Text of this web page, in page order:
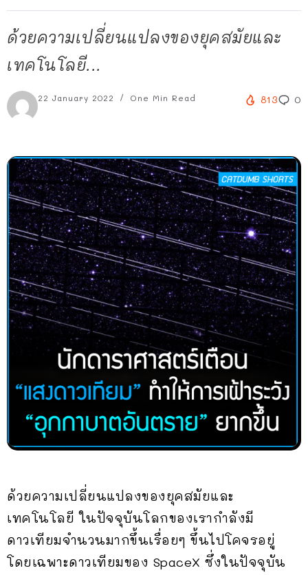
ด้วยความเปลี่ยนแปลงของยุคสมัยและ
เทคโนโลยี...
22 January 2022 One Min Read 813 0
ด้วยความเปลี่ยนแปลงของยุคสมัยและ
เทคโนโลยี ในปัจจุบันโลกของเรากำลังมี
ดาวเทียมจำนวนมากขึ้นเรื่อยๆ ขึ้นไปโคจรอยู่
โดยเฉพาะดาวเทียมของ SpaceX ซึ่งในปัจจุบัน